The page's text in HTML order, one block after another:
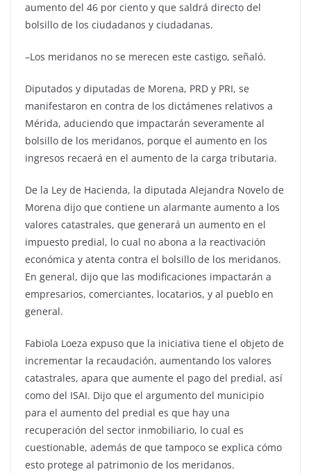
aumento del 46 por ciento y que saldrá directo del
bolsillo de los ciudadanos y ciudadanas.
–Los meridanos no se merecen este castigo, señaló.
Diputados y diputadas de Morena, PRD y PRI, se
manifestaron en contra de los dictámenes relativos a
Mérida, aduciendo que impactarán severamente al
bolsillo de los meridanos, porque el aumento en los
ingresos recaerá en el aumento de la carga tributaria.
De la Ley de Hacienda, la diputada Alejandra Novelo de
Morena dijo que contiene un alarmante aumento a los
valores catastrales, que generará un aumento en el
impuesto predial, lo cual no abona a la reactivación
económica y atenta contra el bolsillo de los meridanos.
En general, dijo que las modificaciones impactarán a
empresarios, comerciantes, locatarios, y al pueblo en
general.
Fabiola Loeza expuso que la iniciativa tiene el objeto de
incrementar la recaudación, aumentando los valores
catastrales, apara que aumente el pago del predial, así
como del ISAI. Dijo que el argumento del municipio
para el aumento del predial es que hay una
recuperación del sector inmobiliario, lo cual es
cuestionable, además de que tampoco se explica cómo
esto protege al patrimonio de los meridanos.